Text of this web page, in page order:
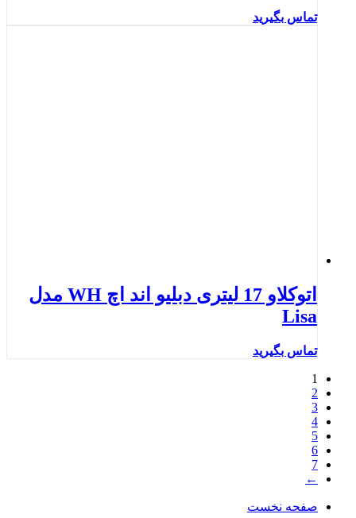
تماس بگیرید
اتوکلاو 17 لیتری دبلیو اند اچ WH مدل
Lisa
تماس بگیرید
1
2
3
4
5
6
7
←
صفحه نخست